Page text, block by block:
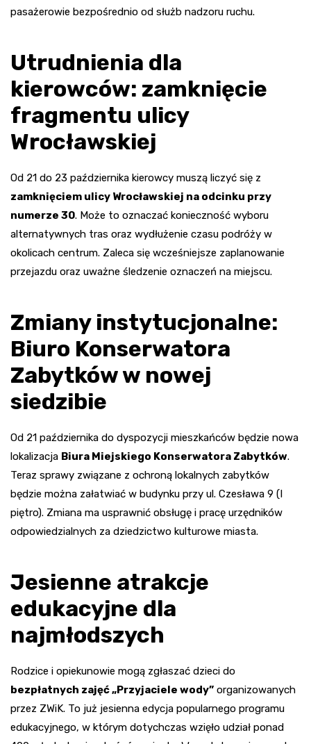
pasażerowie bezpośrednio od służb nadzoru ruchu.
Utrudnienia dla
kierowców: zamknięcie
fragmentu ulicy
Wrocławskiej
Od 21 do 23 października kierowcy muszą liczyć się z
zamknięciem ulicy Wrocławskiej na odcinku przy
numerze 30. Może to oznaczać konieczność wyboru
alternatywnych tras oraz wydłużenie czasu podróży w
okolicach centrum. Zaleca się wcześniejsze zaplanowanie
przejazdu oraz uważne śledzenie oznaczeń na miejscu.
Zmiany instytucjonalne:
Biuro Konserwatora
Zabytków w nowej
siedzibie
Od 21 października do dyspozycji mieszkańców będzie nowa
lokalizacja Biura Miejskiego Konserwatora Zabytków.
Teraz sprawy związane z ochroną lokalnych zabytków
będzie można załatwiać w budynku przy ul. Czesława 9 (I
piętro). Zmiana ma usprawnić obsługę i pracę urzędników
odpowiedzialnych za dziedzictwo kulturowe miasta.
Jesienne atrakcje
edukacyjne dla
najmłodszych
Rodzice i opiekunowie mogą zgłaszać dzieci do
bezpłatnych zajęć „Przyjaciele wody” organizowanych
przez ZWiK. To już jesienna edycja popularnego programu
edukacyjnego, w którym dotychczas wzięło udział ponad